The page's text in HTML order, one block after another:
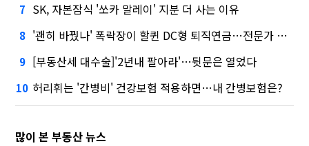
7 SK, 자본잠식 '쏘카 말레이' 지분 더 사는 이유
8 '괜히 바꿨나' 폭락장이 할퀸 DC형 퇴직연금…전문가 조언은
9 [부동산세 대수술]'2년내 팔아라'…뒷문은 열었다
10 허리휘는 '간병비' 건강보험 적용하면…내 간병보험은?
많이 본 부동산 뉴스